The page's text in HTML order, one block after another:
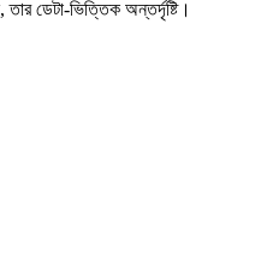
ডেটা-ভিত্তিক অন্তর্দৃষ্টি।